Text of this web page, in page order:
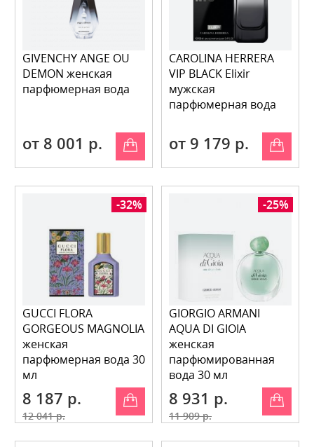
GIVENCHY ANGE OU
DEMON женская
парфюмерная вода
от 8 001 р.
CAROLINA HERRERA
VIP BLACK Elixir
мужская
парфюмерная вода
от 9 179 р.
-32%
GUCCI FLORA
GORGEOUS MAGNOLIA
женская
парфюмерная вода 30
мл
8 187 р.
12 041 р.
-25%
GIORGIO ARMANI
AQUA DI GIOIA
женская
парфюмированная
вода 30 мл
8 931 р.
11 909 р.